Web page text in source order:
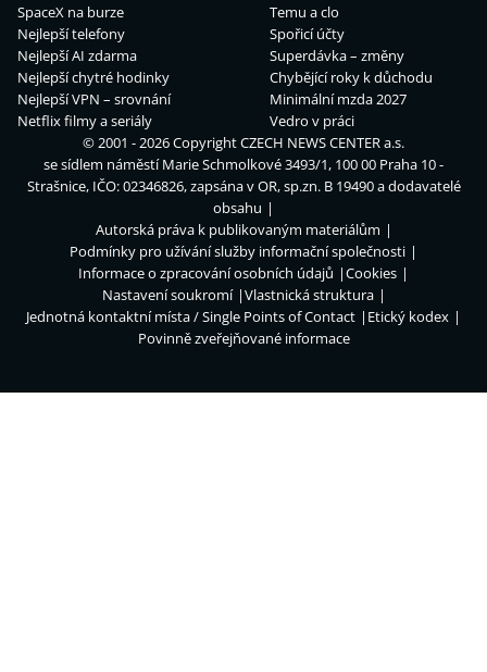
SpaceX na burze
Nejlepší telefony
Nejlepší AI zdarma
Nejlepší chytré hodinky
Nejlepší VPN – srovnání
Netflix filmy a seriály
Temu a clo
Spořicí účty
Superdávka – změny
Chybějící roky k důchodu
Minimální mzda 2027
Vedro v práci
© 2001 - 2026 CopyrightCZECH NEWS CENTER a.s.
se sídlem náměstí Marie Schmolkové 3493/1, 100 00 Praha 10 -
Strašnice, IČO: 02346826, zapsána v OR, sp.zn. B 19490 a dodavatelé
obsahu
Autorská práva k publikovaným materiálům
Podmínky pro užívání služby informační společnosti
Informace o zpracování osobních údajů
Cookies
Nastavení soukromí
Vlastnická struktura
Jednotná kontaktní místa / Single Points of Contact
Etický kodex
Povinně zveřejňované informace